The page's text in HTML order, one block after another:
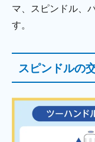
マ、スピンドル、
す。
スピンドルの